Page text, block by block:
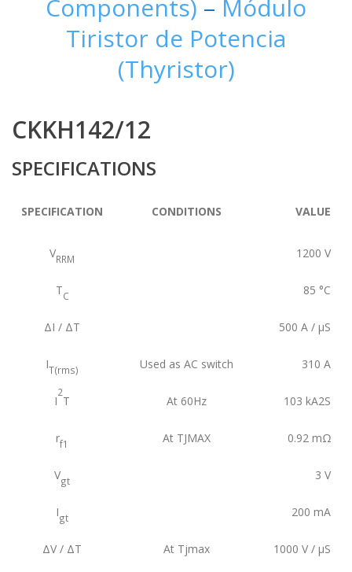
Components) – Módulo
Tiristor de Potencia
(Thyristor)
CKKH142/12
SPECIFICATIONS
SPECIFICATION CONDITIONS VALUE
VRRM 1200 V
TC 85 °C
ΔI / ΔT 500 A / µS
IT(rms) Used as AC switch 310 A
I
2
T At 60Hz 103 kA2S
rf1 At TJMAX 0.92 mΩ
Vgt 3 V
Igt 200 mA
ΔV / ΔT At Tjmax 1000 V / µS